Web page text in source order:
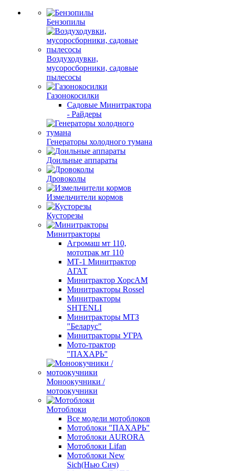
Бензопилы
Воздуходувки,
мусоросборники, cадовые
пылесосы
Газонокосилки
Садовые Минитрактора
- Райдеры
Генераторы холодного тумана
Доильные аппараты
Дровоколы
Измельчители кормов
Кусторезы
Минитракторы
Агромаш мт 110,
мототрак мт 110
МТ-1 Минитрактор
АГАТ
Минитрактор ХорсАМ
Минитракторы Rossel
Минитракторы
SHTENLI
Минитракторы МТЗ
"Беларус"
Минитракторы УГРА
Мото-трактор
"ПАХАРЬ"
Моноокучники /
мотоокучники
Мотоблоки
Все модели мотоблоков
Мотоблоки "ПАХАРЬ"
Мотоблоки AURORA
Мотоблоки Lifan
Мотоблоки New
Sich(Нью Сич)